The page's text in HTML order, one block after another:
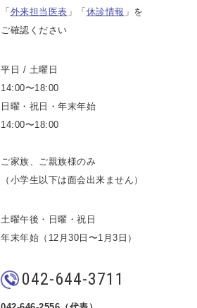
「 外来担当医表 」「 休診情報 」を
ご確認ください
平日 / 土曜日
14:00〜18:00
日曜・祝日・年末年始
14:00〜18:00
ご家族、ご親族様のみ
（小学生以下は面会出来ません）
土曜午後・日曜・祝日
年末年始（12月30日〜1月3日）
042-644-3711